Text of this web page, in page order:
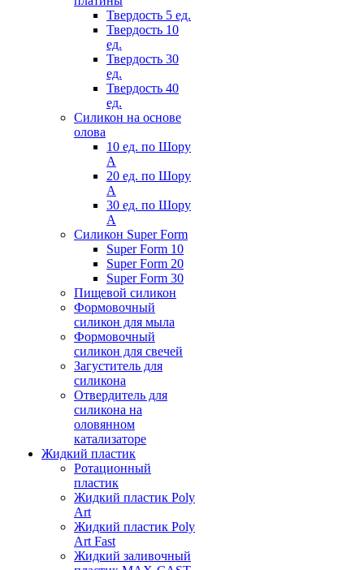
Твердость 5 ед.
Твердость 10
ед.
Твердость 30
ед.
Твердость 40
ед.
Силикон на основе
олова
10 ед. по Шору
А
20 ед. по Шору
А
30 ед. по Шору
А
Силикон Super Form
Super Form 10
Super Form 20
Super Form 30
Пищевой силикон
Формовочный
силикон для мыла
Формовочный
силикон для свечей
Загуститель для
силикона
Отвердитель для
силикона на
оловянном
катализаторе
Жидкий пластик
Ротационный
пластик
Жидкий пластик Poly
Art
Жидкий пластик Poly
Art Fast
Жидкий заливочный